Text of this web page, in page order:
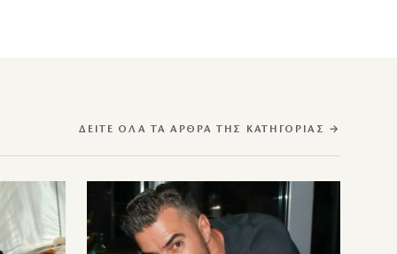
ΔΕΊΤΕ ΌΛΑ ΤΑ ΆΡΘΡΑ ΤΗΣ ΚΑΤΗΓΟΡΊΑΣ →